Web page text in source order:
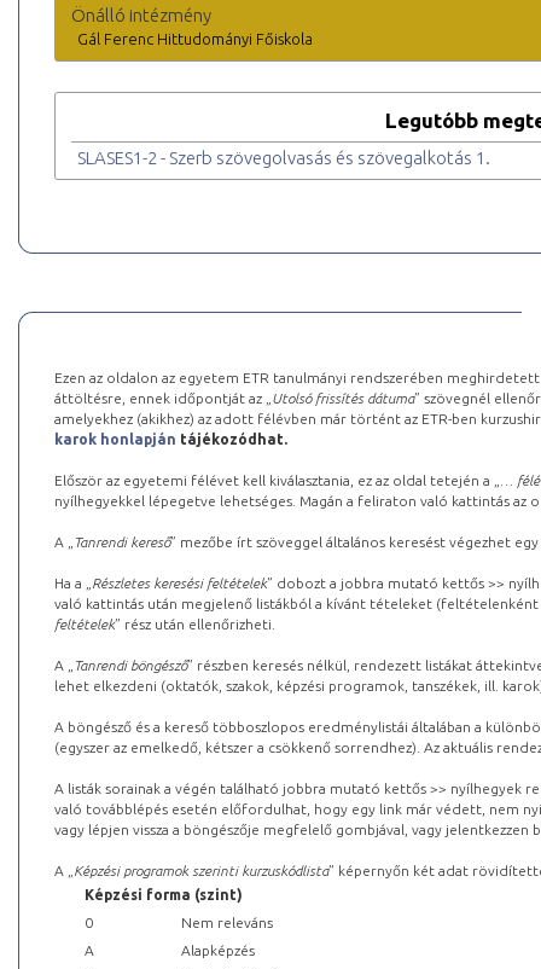
Önálló intézmény
Gál Ferenc Hittudományi Főiskola
Legutóbb
SLASES1-2 - Szerb szövegolvasás és szövegalkotás 1.
Ezen az oldalon az egyetem ETR tanulmányi rendszerében
áttöltésre, ennek időpontját az „ Utolsó frissítés dátuma” szövegnél
amelyekhez (akikhez) az adott félévben már történt az ETR-ben
karok honlapján tájékozódhat.
Először az egyetemi félévet kell kiválasztania, ez az oldal tetején a „
…
nyílhegyekkel lépegetve lehetséges. Magán a feliraton való kattintás az
A „ Tanrendi kereső” mezőbe írt szöveggel általános keresést végezhet
Ha a „ Részletes keresési feltételek” dobozt a jobbra mutató kettős >>
való kattintás után megjelenő listákból a kívánt tételeket (feltételenként
feltételek” rész után ellenőrizheti.
A „ Tanrendi böngésző” részben keresés nélkül, rendezett listákat
lehet elkezdeni (oktatók, szakok, képzési programok, tanszékek, ill.
A böngésző és a kereső többoszlopos eredménylistái általában a
(egyszer az emelkedő, kétszer a csökkenő sorrendhez). Az aktuális
A listák sorainak a végén található jobbra mutató kettős >> nyílhegyek
való továbblépés esetén előfordulhat, hogy egy link már védett, nem
vagy lépjen vissza a böngészője megfelelő gombjával, vagy
A „ Képzési programok szerinti kurzuskódlista” képernyőn két adat
Képzési forma (szint)
0
Nem releváns
A
Alapképzés